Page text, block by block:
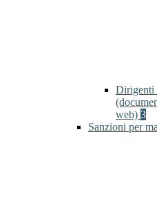
Dirigenti
web) 3
Sanzioni per